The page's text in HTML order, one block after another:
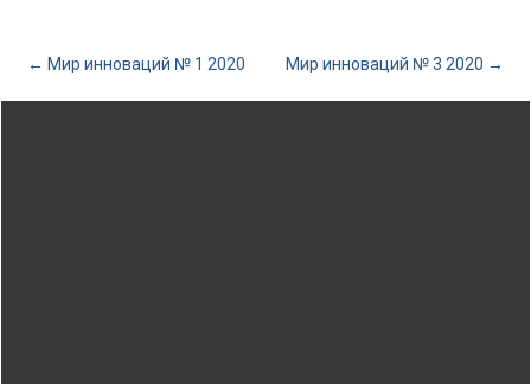
Post
← Мир инноваций № 1 2020 Мир инноваций № 3 2020 →